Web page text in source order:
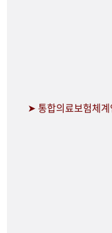
➤ 통합의료보험체계